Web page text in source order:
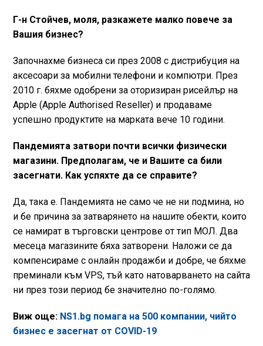
Г-н Стойчев, моля, разкажете малко повече за
Вашия бизнес?
Започнахме бизнеса си през 2008 с дистрибуция на
аксесоари за мобилни телефони и компютри. През
2010 г. бяхме одобрени за оторизиран рисейлър на
Apple (Apple Authorised Reseller) и продаваме
успешно продуктите на марката вече 10 години.
Пандемията затвори почти всички физически
магазини. Предполагам, че и Вашите са били
засегнати. Как успяхте да се справите?
Да, така е. Пандемията не само че не ни подмина, но
и бе причина за затварянето на нашите обекти, които
се намират в търговски центрове от тип МОЛ. Два
месеца магазините бяха затворени. Наложи се да
компенсираме с онлайн продажби и добре, че бяхме
преминали към VPS, тъй като натоварването на сайта
ни през този период бе значително по-голямо.
Виж още: NS1.bg помага на 500 компании, чийто
бизнес е засегнат от COVID-19